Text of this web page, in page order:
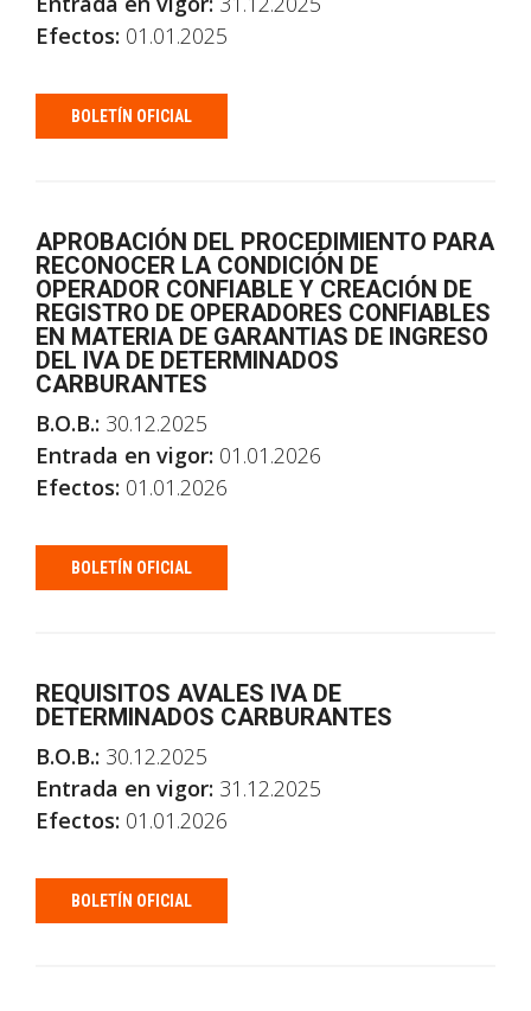
Efectos: 01.01.2025
BOLETÍN OFICIAL
APROBACIÓN DEL PROCEDIMIENTO PARA
RECONOCER LA CONDICIÓN DE
OPERADOR CONFIABLE Y CREACIÓN DE
REGISTRO DE OPERADORES CONFIABLES
EN MATERIA DE GARANTIAS DE INGRESO
DEL IVA DE DETERMINADOS
CARBURANTES
B.O.B.: 30.12.2025
Entrada en vigor: 01.01.2026
Efectos: 01.01.2026
BOLETÍN OFICIAL
REQUISITOS AVALES IVA DE
DETERMINADOS CARBURANTES
B.O.B.: 30.12.2025
Entrada en vigor: 31.12.2025
Efectos: 01.01.2026
BOLETÍN OFICIAL